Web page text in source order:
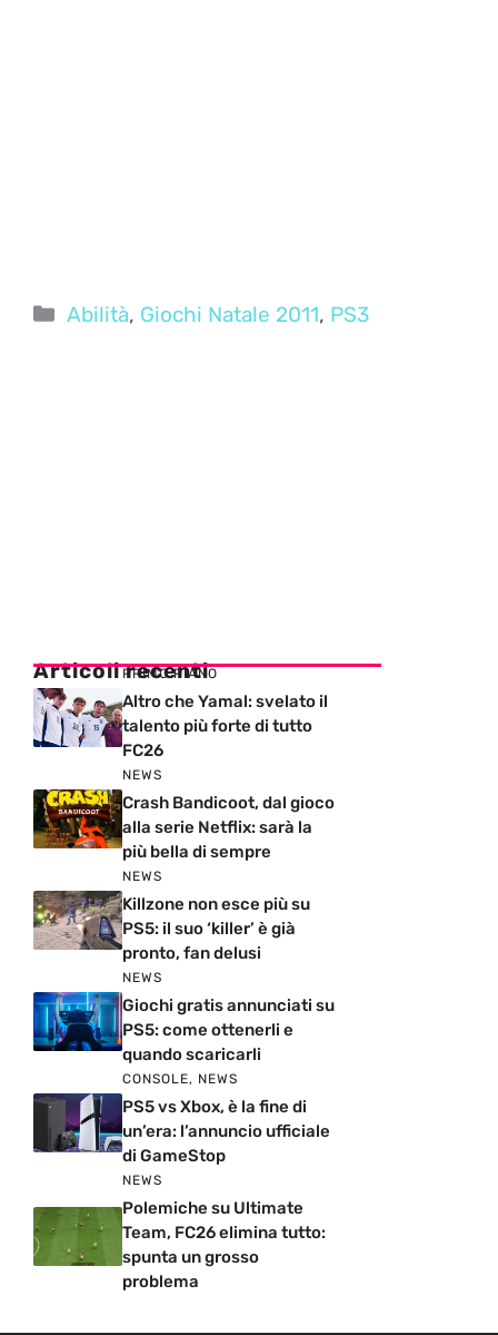
Categorie
Abilità, Giochi Natale 2011, PS3
Articoli recenti
PRIMO PIANO
Altro che Yamal: svelato il
talento più forte di tutto
FC26
NEWS
Crash Bandicoot, dal gioco
alla serie Netflix: sarà la
più bella di sempre
NEWS
Killzone non esce più su
PS5: il suo ‘killer’ è già
pronto, fan delusi
NEWS
Giochi gratis annunciati su
PS5: come ottenerli e
quando scaricarli
CONSOLE, NEWS
PS5 vs Xbox, è la fine di
un’era: l’annuncio ufficiale
di GameStop
NEWS
Polemiche su Ultimate
Team, FC26 elimina tutto:
spunta un grosso
problema